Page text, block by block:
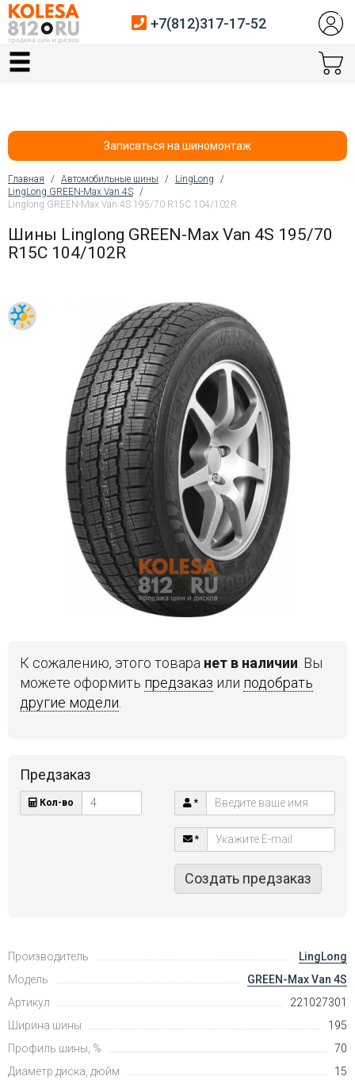
Главная
Автосервис
Датчики давления
Услуги шиномонтажа
Покупателям
Войти на сайт
+7(812)317-
21:00
+7(812)317-17-52
Записаться на шиномонтаж
Вы здесь
Главная / Автомобильные шины / LingLong
/
LingLong GREEN-Max Van 4S /
Linglong GREEN-Max Van 4S 195/70 R15C 104/102R
Шины Linglong GREEN-Max Van 4S 195/70
R15C 104/102R
К сожалению, этого товара нет в наличии . Вы
можете оформить предзаказ или подобрать
другие модели
Предзаказ
Кол-во *
*
Создать предзаказ
Производитель
LingLong
Модель
GREEN-Max Van 4S
Артикул
221027301
Ширина шины
195
Профиль шины, %
70
Диаметр диска, дюйм
15